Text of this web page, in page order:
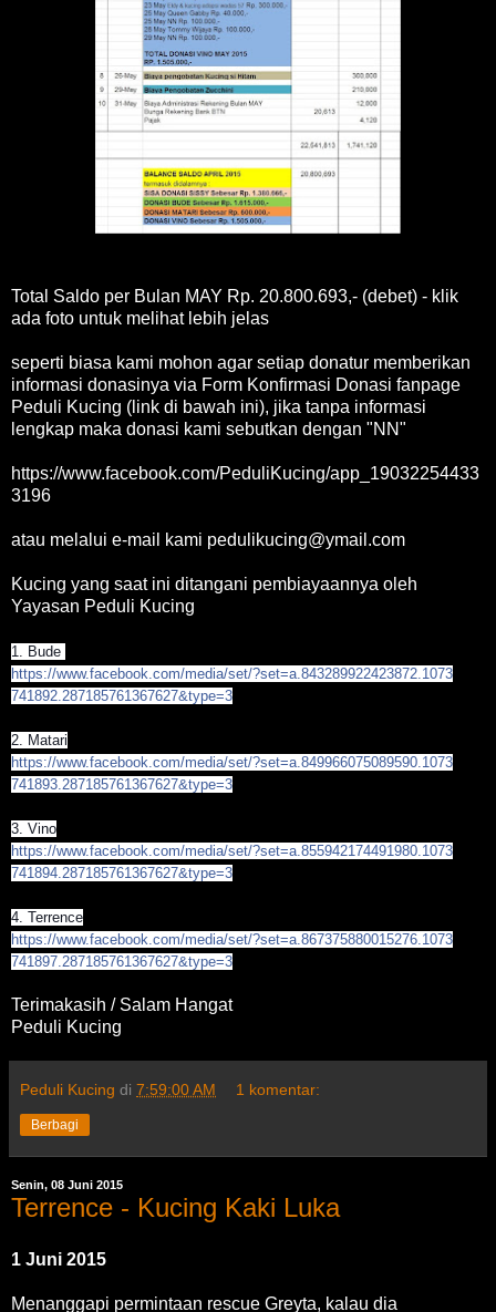
Total Saldo per Bulan MAY Rp. 20.800.693,- (debet) - klik
ada foto untuk melihat lebih jelas
seperti biasa kami mohon agar setiap donatur memberikan
informasi donasinya via Form Konfirmasi Donasi fanpage
Peduli Kucing (link di bawah ini), jika tanpa informasi
lengkap maka donasi kami sebutkan dengan "NN"
https://www.facebook.com/PeduliKucing/app_19032254433
3196
atau melalui e-mail kami pedulikucing@ymail.com
Kucing yang saat ini ditangani pembiayaannya oleh
Yayasan Peduli Kucing
1. Bude
https://www.facebook.com/media/set/?set=a.843289922423872.1073
741892.287185761367627&type=3
2. Matari
https://www.facebook.com/media/set/?set=a.849966075089590.1073
741893.287185761367627&type=3
3. Vino
https://www.facebook.com/media/set/?set=a.855942174491980.1073
741894.287185761367627&type=3
4. Terrence
https://www.facebook.com/media/set/?set=a.867375880015276.1073
741897.287185761367627&type=3
Terimakasih / Salam Hangat
Peduli Kucing
Peduli Kucing di 7:59:00 AM 1 komentar:
Berbagi
Senin, 08 Juni 2015
Terrence - Kucing Kaki Luka
1 Juni 2015
Menanggapi permintaan rescue Greyta, kalau dia